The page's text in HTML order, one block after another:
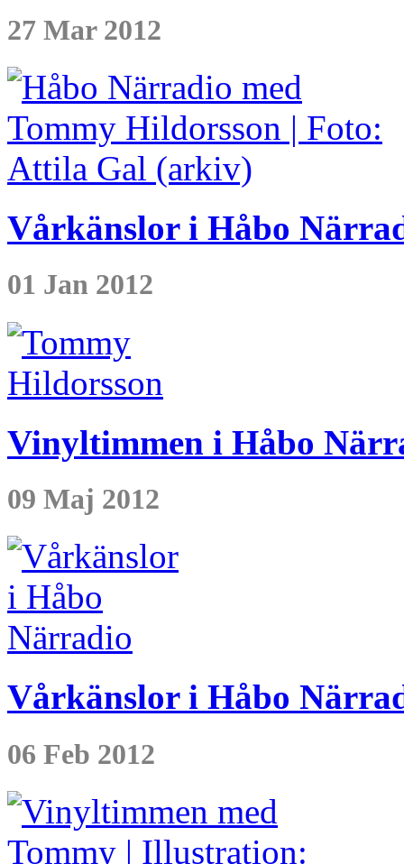
27 Mar 2012
Vårkänslor i Håbo
01 Jan 2012
Vinyltimmen i Håbo
09 Maj 2012
Vårkänslor i Håbo
06 Feb 2012